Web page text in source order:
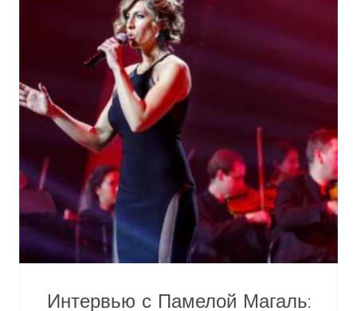
Интервью с Памелой Магаль: